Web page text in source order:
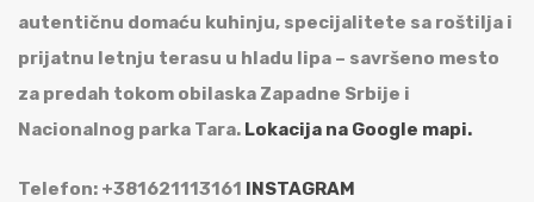
autentičnu domaću kuhinju, specijalitete sa roštilja i
prijatnu letnju terasu u hladu lipa – savršeno mesto
za predah tokom obilaska Zapadne Srbije i
Nacionalnog parka Tara. Lokacija na Google mapi.
Telefon: +381621113161 INSTAGRAM